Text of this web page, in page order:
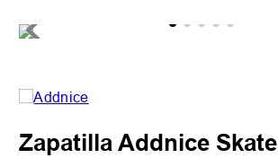
Zapatilla Addnice Skate